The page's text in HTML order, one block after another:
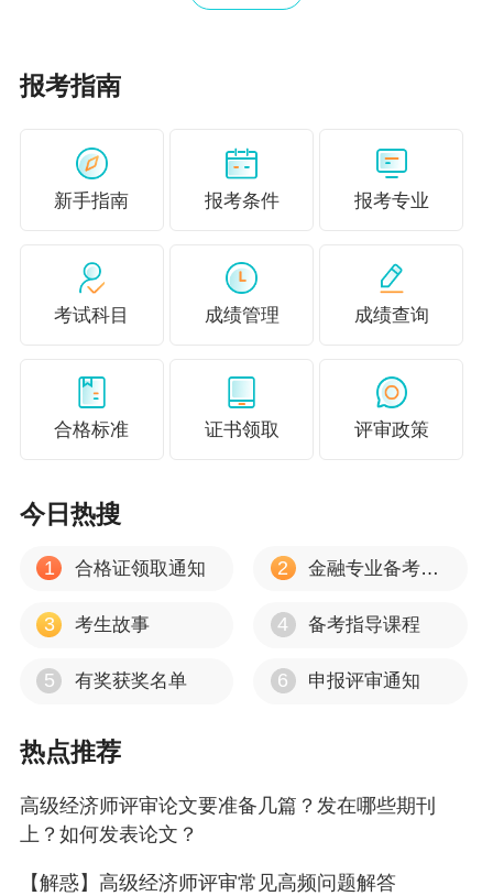
相信很多考生是第一次准备高级经济师评审，对
心！参与正保会计网校发起的问卷调查，点击下
图，告诉我们你的疑惑，我们将在评审答疑专栏
去调查问卷提问>>
其中，考评无忧班含考试、评审、论文指导课，
超级划算！论文班从选题、撰写、审稿到发表提
文发表成功！
点击了解高级经济师课程>>
更多推荐：
一篇合格的高级经济师评审论文该怎么写？
各地高级经济师申请人才认定、人才引进政策汇
报考指南
新手指南 报考条件 报考专业
考试科目 成绩管理 成绩查询
合格标准 证书领取 评审政策
今日热搜
1 合格证领取通知 2 金融专业备考心得
3 考生故事 4 备考指导课程
5 有奖获奖名单 6 申报评审通知
热点推荐
高级经济师评审论文要准备几篇？发在哪些期刊
上？如何发表论文？
【解惑】高级经济师评审常见高频问题解答